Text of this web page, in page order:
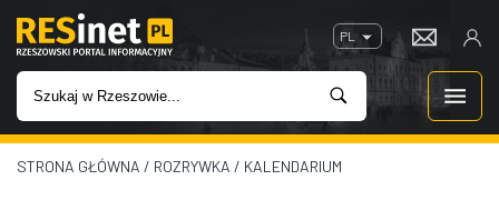
PL
WIADOMOŚCI
STRONA GŁÓWNA / ROZRYWKA / KALENDARIUM